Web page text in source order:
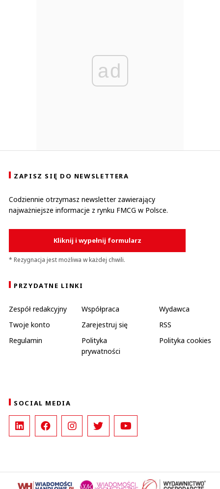
ad
ZAPISZ SIĘ DO NEWSLETTERA
Codziennie otrzymasz newsletter zawierający
najważniejsze informacje z rynku FMCG w Polsce.
Kliknij i wypełnij formularz
* Rezygnacja jest możliwa w każdej chwili.
PRZYDATNE LINKI
Zespół redakcyjny Współpraca
Wydawca
Twoje konto
Zarejestruj się
RSS
Regulamin
Polityka
prywatności
Polityka cookies
SOCIAL MEDIA